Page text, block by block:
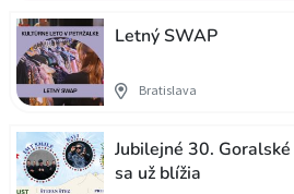
Letný SWAP
Bratislava
Jubilejné 30.
sa už blížia